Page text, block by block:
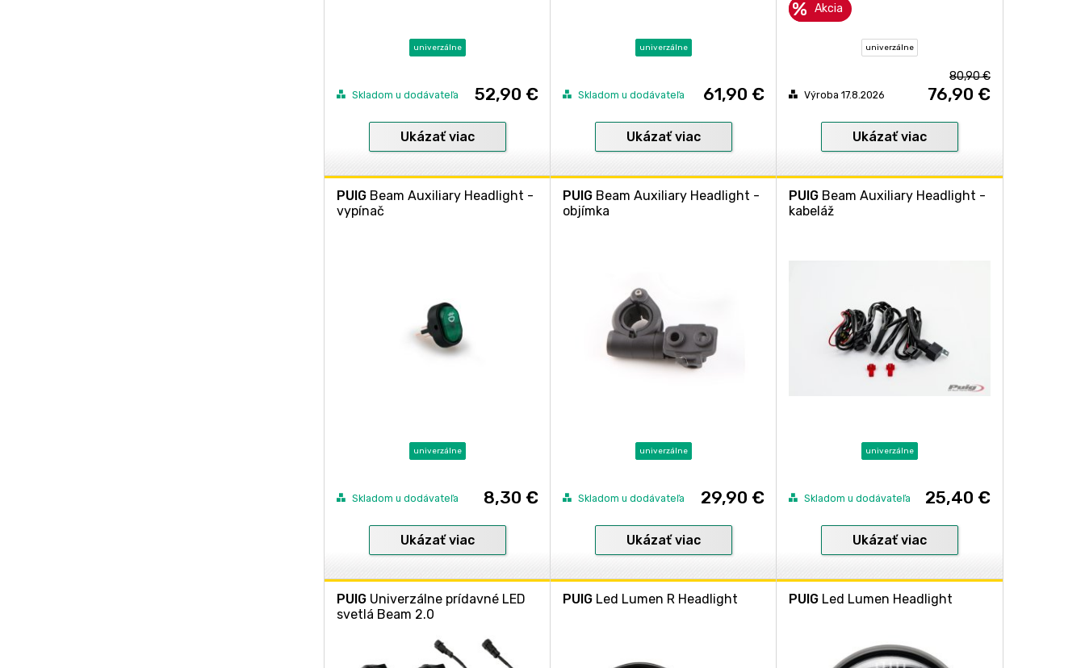
univerzálne
Skladom u dodávateľa 52,90 €
Ukázať viac
univerzálne
Skladom u dodávateľa 61,90 €
Ukázať viac
Akcia
univerzálne
Výroba 17.8.2026
80,90 €
76,90 €
Ukázať viac
PUIG Beam Auxiliary Headlight -
vypínač
univerzálne
Skladom u dodávateľa 8,30 €
Ukázať viac
PUIGBeam Auxiliary Headlight -
objímka
univerzálne
Skladom u dodávateľa 29,90 €
Ukázať viac
PUIGBeam Auxiliary Headlight -
kabeláž
univerzálne
Skladom u dodávateľa 25,40 €
Ukázať viac
PUIG Univerzálne prídavné LED
svetlá Beam 2.0
PUIGLed Lumen R Headlight PUIGLed Lumen Headlight